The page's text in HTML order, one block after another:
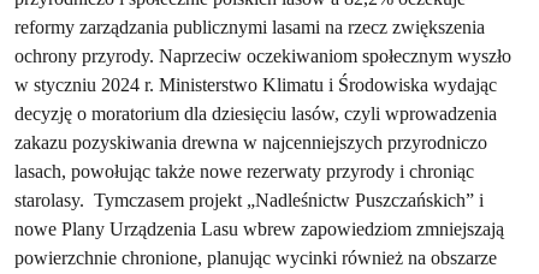
reformy zarządzania publicznymi lasami na rzecz zwiększenia
ochrony przyrody. Naprzeciw oczekiwaniom społecznym wyszło
w styczniu 2024 r. Ministerstwo Klimatu i Środowiska wydając
decyzję o moratorium dla dziesięciu lasów, czyli wprowadzenia
zakazu pozyskiwania drewna w najcenniejszych przyrodniczo
lasach, powołując także nowe rezerwaty przyrody i chroniąc
starolasy. Tymczasem projekt „Nadleśnictw Puszczańskich” i
nowe Plany Urządzenia Lasu wbrew zapowiedziom zmniejszają
powierzchnie chronione, planując wycinki również na obszarze